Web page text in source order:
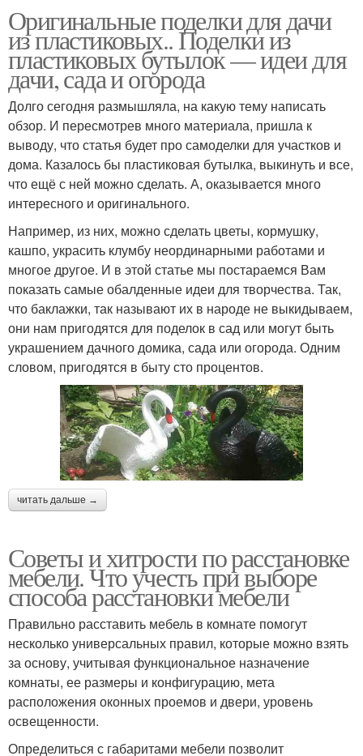
Оригинальные поделки для дачи
из пластиковых.. Поделки из
пластиковых бутылок — идеи для
дачи, сада и огорода
Долго сегодня размышляла, на какую тему написать
обзор. И пересмотрев много материала, пришла к
выводу, что статья будет про самоделки для участков и
дома. Казалось бы пластиковая бутылка, выкинуть и все,
что ещё с ней можно сделать. А, оказывается много
интересного и оригинального.
Например, из них, можно сделать цветы, кормушку,
кашпо, украсить клумбу неординарными работами и
многое другое. И в этой статье мы постараемся Вам
показать самые обалденные идеи для творчества. Так,
что баклажки, так называют их в народе не выкидываем,
они нам пригодятся для поделок в сад или могут быть
украшением дачного домика, сада или огорода. Одним
словом, пригодятся в быту сто процентов.
читать дальше →
Советы и хитрости по расстановке
мебели. Что учесть при выборе
способа расстановки мебели
Правильно расставить мебель в комнате помогут
несколько универсальных правил, которые можно взять
за основу, учитывая функциональное назначение
комнаты, ее размеры и конфигурацию, мета
расположения оконных проемов и двери, уровень
освещенности.
Определиться с габаритами мебели позволит